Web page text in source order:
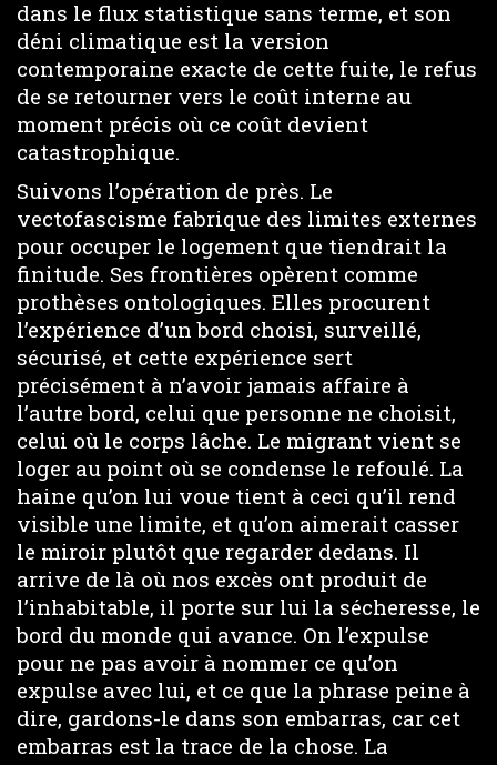
dans le flux statistique sans terme, et son
déni climatique est la version
contemporaine exacte de cette fuite, le refus
de se retourner vers le coût interne au
moment précis où ce coût devient
catastrophique.
Suivons l’opération de près. Le
vectofascisme fabrique des limites externes
pour occuper le logement que tiendrait la
finitude. Ses frontières opèrent comme
prothèses ontologiques. Elles procurent
l’expérience d’un bord choisi, surveillé,
sécurisé, et cette expérience sert
précisément à n’avoir jamais affaire à
l’autre bord, celui que personne ne choisit,
celui où le corps lâche. Le migrant vient se
loger au point où se condense le refoulé. La
haine qu’on lui voue tient à ceci qu’il rend
visible une limite, et qu’on aimerait casser
le miroir plutôt que regarder dedans. Il
arrive de là où nos excès ont produit de
l’inhabitable, il porte sur lui la sécheresse, le
bord du monde qui avance. On l’expulse
pour ne pas avoir à nommer ce qu’on
expulse avec lui, et ce que la phrase peine à
dire, gardons-le dans son embarras, car cet
embarras est la trace de la chose. La